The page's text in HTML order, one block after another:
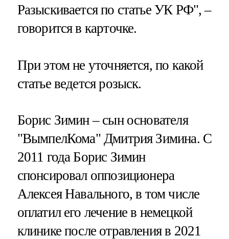
Разыскивается по статье УК РФ", –
говорится в карточке.
При этом не уточняется, по какой
статье ведется розыск.
Борис Зимин – сын основателя
"ВымпелКома" Дмитрия Зимина. С
2011 года Борис Зимин
спонсировал оппозиционера
Алексея Навального, в том числе
оплатил его лечение в немецкой
клинике после отравления в 2021